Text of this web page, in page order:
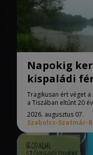
Napokig
kispaládi
Tragikusan ért véget
a Tiszában eltűnt 20
2026. augusztus 07.
Szabolcs-Szatmár-